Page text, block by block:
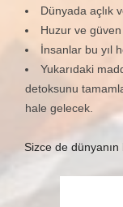
Dünyada açlık
Huzur ve
İnsanlar bu yıl
Yukarıdaki
detoksunu
hale gelecek.
Sizce de dünyanın